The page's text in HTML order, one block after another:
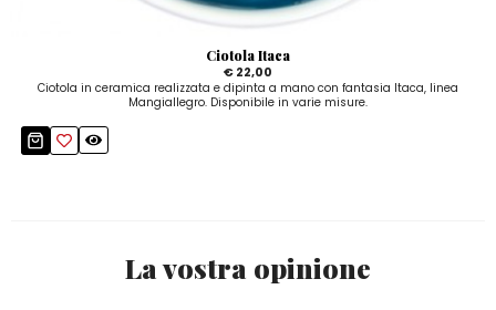
Ciotola Itaca
€ 22,00
Ciotola in ceramica realizzata e dipinta a mano con fantasia Itaca, linea
Mangiallegro. Disponibile in varie misure.
La vostra opinione